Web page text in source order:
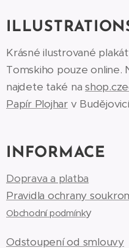
Krásné ilustrované
Tomskiho pouze
najdete také na
Papír Plojharv
INFORMACE
Doprava a platba
Pravidla ochrany
Obchodní podmínky
Odstoupení od smlouvy